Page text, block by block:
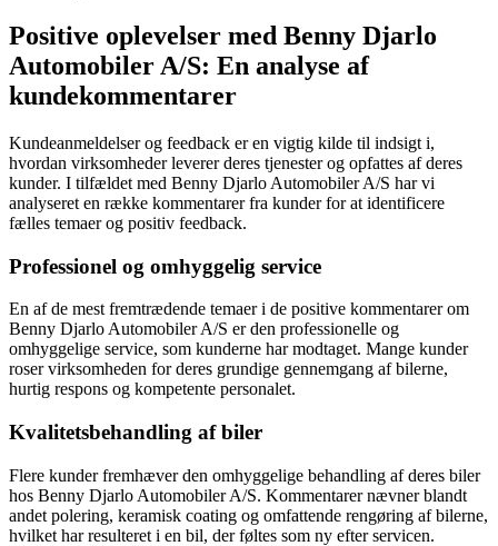
Positive oplevelser med Benny Djarlo
Automobiler A/S: En analyse af
kundekommentarer
Kundeanmeldelser og feedback er en vigtig kilde til indsigt i,
hvordan virksomheder leverer deres tjenester og opfattes af deres
kunder. I tilfældet med Benny Djarlo Automobiler A/S har vi
analyseret en række kommentarer fra kunder for at identificere
fælles temaer og positiv feedback.
Professionel og omhyggelig service
En af de mest fremtrædende temaer i de positive kommentarer om
Benny Djarlo Automobiler A/S er den professionelle og
omhyggelige service, som kunderne har modtaget. Mange kunder
roser virksomheden for deres grundige gennemgang af bilerne,
hurtig respons og kompetente personalet.
Kvalitetsbehandling af biler
Flere kunder fremhæver den omhyggelige behandling af deres biler
hos Benny Djarlo Automobiler A/S. Kommentarer nævner blandt
andet polering, keramisk coating og omfattende rengøring af bilerne,
hvilket har resulteret i en bil, der føltes som ny efter servicen.